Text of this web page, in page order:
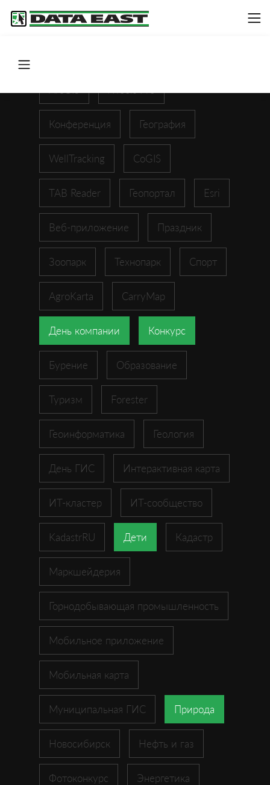
Конференция География
WellTracking CoGIS
TAB Reader Геопортал Esri
Веб-приложение Праздник
Зоопарк Технопарк Спорт
AgroKarta CarryMap
День компании Конкурс
Бурение Образование
Туризм Forester
Геоинформатика Геология
День ГИС Интерактивная карта
ИТ-кластер ИТ-сообщество
KadastrRU Дети Кадастр
Маркшейдерия
Горнодобывающая промышленность
Мобильное приложение
Мобильная карта
Муниципальная ГИС Природа
Новосибирск Нефть и газ
Фотоконкурс Энергетика